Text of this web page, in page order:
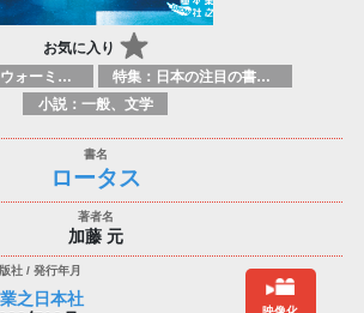
お気に入り
特集：ハートウォーミング
特集：日本の注目の書き手たち
小説：一般、文学
ロータス
加藤 元
之日本社